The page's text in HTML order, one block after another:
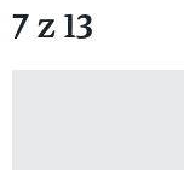
7 z 13